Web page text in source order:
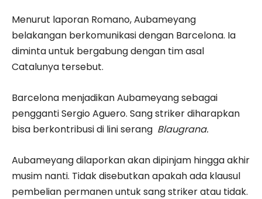
Menurut laporan Romano, Aubameyang
belakangan berkomunikasi dengan Barcelona. Ia
diminta untuk bergabung dengan tim asal
Catalunya tersebut.
Barcelona menjadikan Aubameyang sebagai
pengganti Sergio Aguero. Sang striker diharapkan
bisa berkontribusi di lini serang Blaugrana.
Aubameyang dilaporkan akan dipinjam hingga akhir
musim nanti. Tidak disebutkan apakah ada klausul
pembelian permanen untuk sang striker atau tidak.